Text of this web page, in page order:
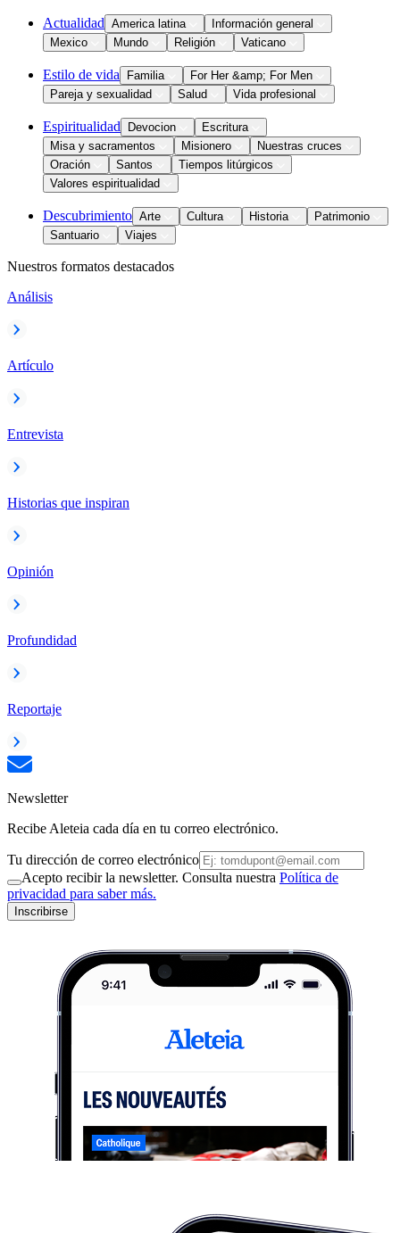
Actualidad America latina
Información general
Mexico
Mundo Religión Vaticano
Estilo de vida Familia
For Her &amp; For Men
Pareja y sexualidad
Salud Vida profesional
Espiritualidad Devocion
Escritura
Misa y sacramentos
Misionero
Nuestras cruces
Oración
Santos
Tiempos litúrgicos
Valores espiritualidad
Descubrimiento Arte Cultura Historia
Patrimonio
Santuario
Viajes
Nuestros formatos destacados
Análisis
Artículo
Entrevista
Historias que inspiran
Opinión
Profundidad
Reportaje
Newsletter
Recibe Aleteia cada día en tu correo electrónico.
Tu dirección de correo electrónico
Acepto recibir la newsletter. Consulta nuestra Política de
privacidad para saber más.
Inscribirse